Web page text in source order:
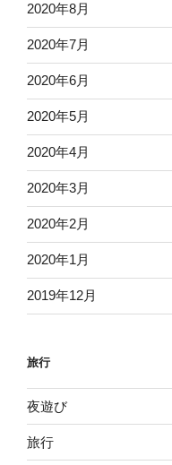
2020年8月
2020年7月
2020年6月
2020年5月
2020年4月
2020年3月
2020年2月
2020年1月
2019年12月
旅行
夜遊び
旅行